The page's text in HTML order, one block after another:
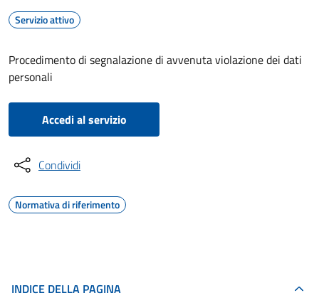
Servizio attivo
Procedimento di segnalazione di avvenuta violazione dei dati
personali
Accedi al servizio
Condividi
Normativa di riferimento
INDICE DELLA PAGINA